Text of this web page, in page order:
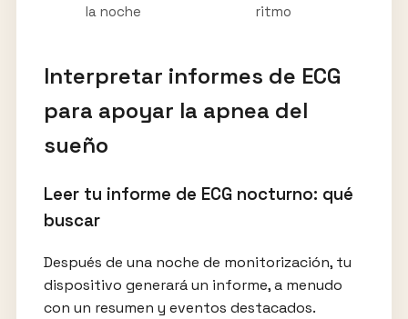
la noche
ritmo
Interpretar informes de ECG
para apoyar la apnea del
sueño
Leer tu informe de ECG nocturno: qué
buscar
Después de una noche de monitorización, tu
dispositivo generará un informe, a menudo
con un resumen y eventos destacados.